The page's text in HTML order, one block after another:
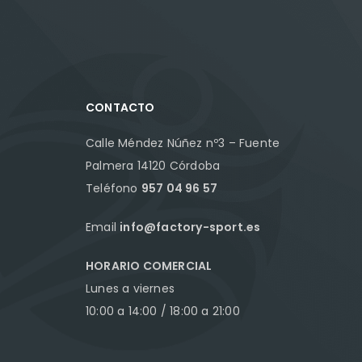
CONTACTO
Calle Méndez Núñez nº3 – Fuente
Palmera 14120 Córdoba
Teléfono 957 04 96 57
Email info@factory-sport.es
HORARIO COMERCIAL
Lunes a viernes
10:00 a 14:00 / 18:00 a 21:00